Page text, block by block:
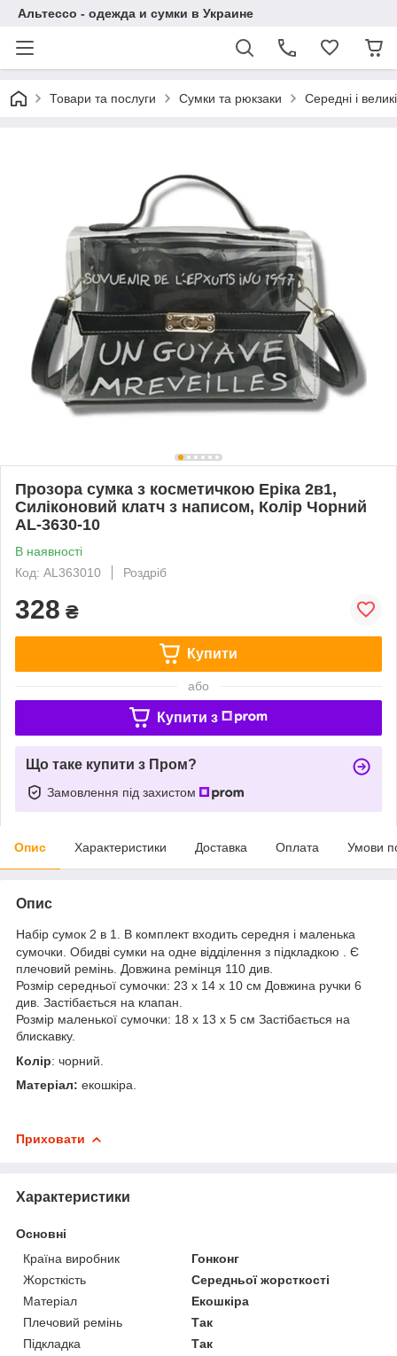
Альтессо - одежда и сумки в Украине
Товари та послуги Сумки та рюкзаки Середні і
Прозора сумка з косметичкою Еріка 2в1,
Силіконовий клатч з написом, Колір Чорний
AL-3630-10
В наявності
Код: AL363010
Роздріб
328 ₴
Купити
або
Купити з
Що таке купити з Пром?
Замовлення під захистом
Опис Характеристики Доставка Оплата Умови
Опис
Набір сумок 2 в 1. В комплект входить середня і маленька
сумочки. Обидві сумки на одне відділення з підкладкою . Є
плечовий ремінь. Довжина ремінця 110 див.
Розмір середньої сумочки: 23 x 14 x 10 см Довжина ручки 6
див. Застібається на клапан.
Розмір маленької сумочки: 18 x 13 x 5 см Застібається на
блискавку.
Колір: чорний.
Матеріал: екошкіра.
Приховати
Характеристики
Основні
Країна виробник
Гонконг
Жорсткість
Середньої жорсткості
Матеріал
Екошкіра
Плечовий ремінь
Так
Підкладка
Так